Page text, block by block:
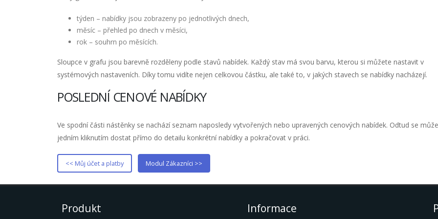
týden – nabídky jsou zobrazeny po jednotlivých dnech,
měsíc – přehled po dnech v měsíci,
rok – souhrn po měsících.
Sloupce v grafu jsou barevně rozděleny podle stavů nabídek. Každý stav má svou barvu, kterou si můžete nastavit v
systémových nastaveních. Díky tomu vidíte nejen celkovou částku, ale také to, v jakých stavech se nabídky nacházejí.
POSLEDNÍ CENOVÉ NABÍDKY
Ve spodní části nástěnky se nachází seznam naposledy vytvořených nebo upravených cenových nabídek. Odtud se
jedním kliknutím dostat přímo do detailu konkrétní nabídky a pokračovat v práci.
<< Můj účet a platby Modul Zákazníci >>
Produkt Informace